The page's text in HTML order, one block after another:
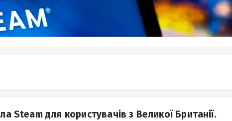
Steam для користувачів з Великої Британії.